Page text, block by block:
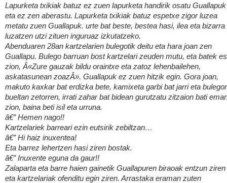
Lapurketa txikiak batuz ez zuen lapurketa handirik osatu Guallapuk
eta ez zen aberastu. Lapurketa txikiak batuz espetxe zigor luzea
metatu zuen Guallapuk. urte bat beste, bestea hasi, ilea eta bizarra
luzatzen utzi zituen inguruaz izkutatzeko.
Abenduaren 28an kartzelarien bulegotik deitu eta hara joan zen
Guallapu. Bulego barruan bost kartzelari zeuden mutu, eta batek
zion, Â«Zure gauzak bildu oraintxe eta zatoz lehenbailehen,
askatasunean zoazÂ». Guallapuk ez zuen hitzik egin. Gora joan,
makuto kaxkar bat erdizka bete, kamixeta garbi bat jarri eta
bueltan zetorren, irrati zahar bat bidean gurutzatu zitzaion bati
zion, baina beti isil eta urruna.
â€” Hemen nago!!
Kartzelariek barreari ezin eutsirik zebiltzan…
â€” Hi haiz inuxentea!
Eta barrez lehertzen hasi ziren bostak.
â€” Inuxente eguna da gaur!!
Zalaparta eta barre haien gainetik Guallapuren biraoak entzun ziren
eta kartzelariak ofenditu egin ziren. Arrastaka eraman zuten